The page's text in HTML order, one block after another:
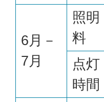
6月－
7月
照明
料
点灯
時間